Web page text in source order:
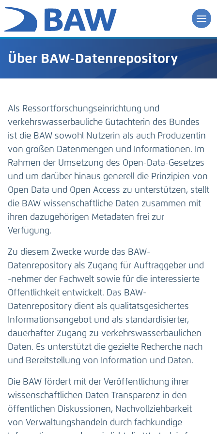
Über BAW-Datenrepository
Als Ressortforschungseinrichtung und
verkehrswasserbauliche Gutachterin des Bundes
ist die BAW sowohl Nutzerin als auch Produzentin
von großen Datenmengen und Informationen. Im
Rahmen der Umsetzung des Open-Data-Gesetzes
und um darüber hinaus generell die Prinzipien von
Open Data und Open Access zu unterstützen, stellt
die BAW wissenschaftliche Daten zusammen mit
ihren dazugehörigen Metadaten frei zur
Verfügung.
Zu diesem Zwecke wurde das BAW-
Datenrepository als Zugang für Auftraggeber und
-nehmer der Fachwelt sowie für die interessierte
Öffentlichkeit entwickelt. Das BAW-
Datenrepository dient als qualitätsgesichertes
Informationsangebot und als standardisierter,
dauerhafter Zugang zu verkehrswasserbaulichen
Daten. Es unterstützt die gezielte Recherche nach
und Bereitstellung von Information und Daten.
Die BAW fördert mit der Veröffentlichung ihrer
wissenschaftlichen Daten Transparenz in den
öffentlichen Diskussionen, Nachvollziehbarkeit
von Verwaltungshandeln durch fachkundige